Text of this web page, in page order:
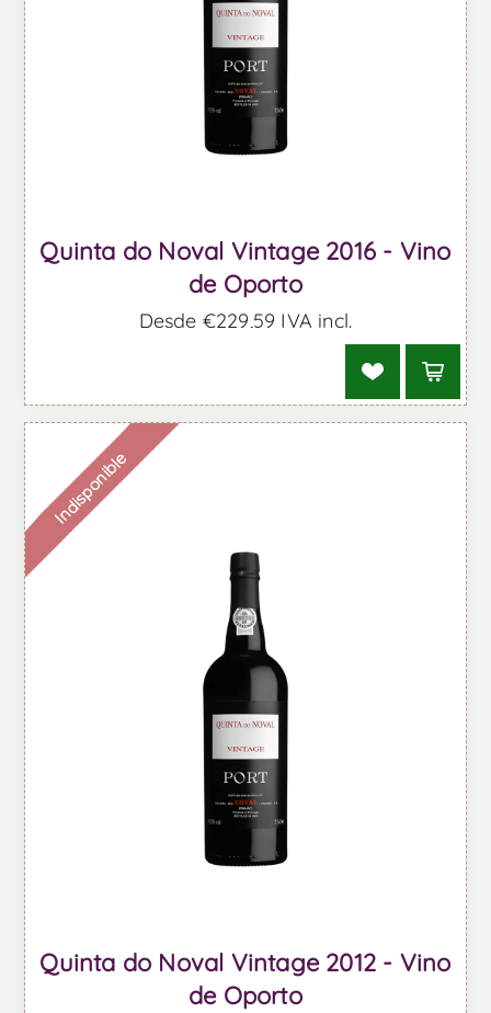
Quinta do Noval Vintage 2016 - Vino
de Oporto
Desde €229,59 IVA incl.
Indisponible
Quinta do Noval Vintage 2012 - Vino
de Oporto